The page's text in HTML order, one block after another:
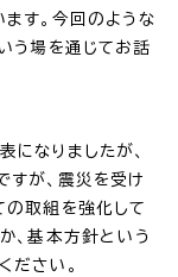
す。今回のような
う場を通じてお話
なりましたが、
すが、震災を受け
の取組を強化して
、基本方針という
ださい。